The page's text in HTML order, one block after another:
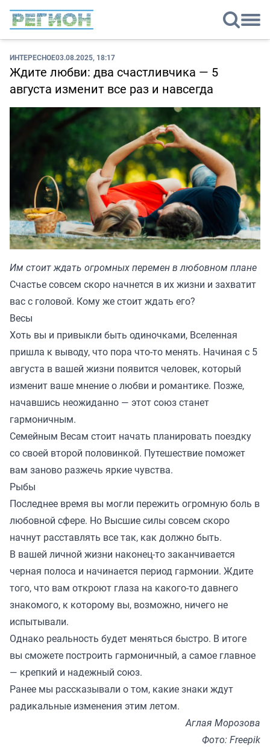
ИНТЕРЕСНОЕ03.08.2025, 18:17
Ждите любви: два счастливчика — 5
августа изменит все раз и навсегда
Им стоит ждать огромных перемен в любовном плане
Счастье совсем скоро начнется в их жизни и захватит
вас с головой. Кому же стоит ждать его?
Весы
Хоть вы и привыкли быть одиночками, Вселенная
пришла к выводу, что пора что-то менять. Начиная с 5
августа в вашей жизни появится человек, который
изменит ваше мнение о любви и романтике. Позже,
начавшись неожиданно — этот союз станет
гармоничным.
Семейным Весам стоит начать планировать поездку
со своей второй половинкой. Путешествие поможет
вам заново разжечь яркие чувства.
Рыбы
Последнее время вы могли пережить огромную боль в
любовной сфере. Но Высшие силы совсем скоро
начнут расставлять все так, как должно быть.
В вашей личной жизни наконец-то заканчивается
черная полоса и начинается период гармонии. Ждите
того, что вам откроют глаза на какого-то давнего
знакомого, к которому вы, возможно, ничего не
испытывали.
Однако реальность будет меняться быстро. В итоге
вы сможете построить гармоничный, а самое главное
— крепкий и надежный союз.
Ранее мы рассказывали о том, какие знаки ждут
радикальные изменения этим летом.
Аглая Морозова
Фото: Freepik